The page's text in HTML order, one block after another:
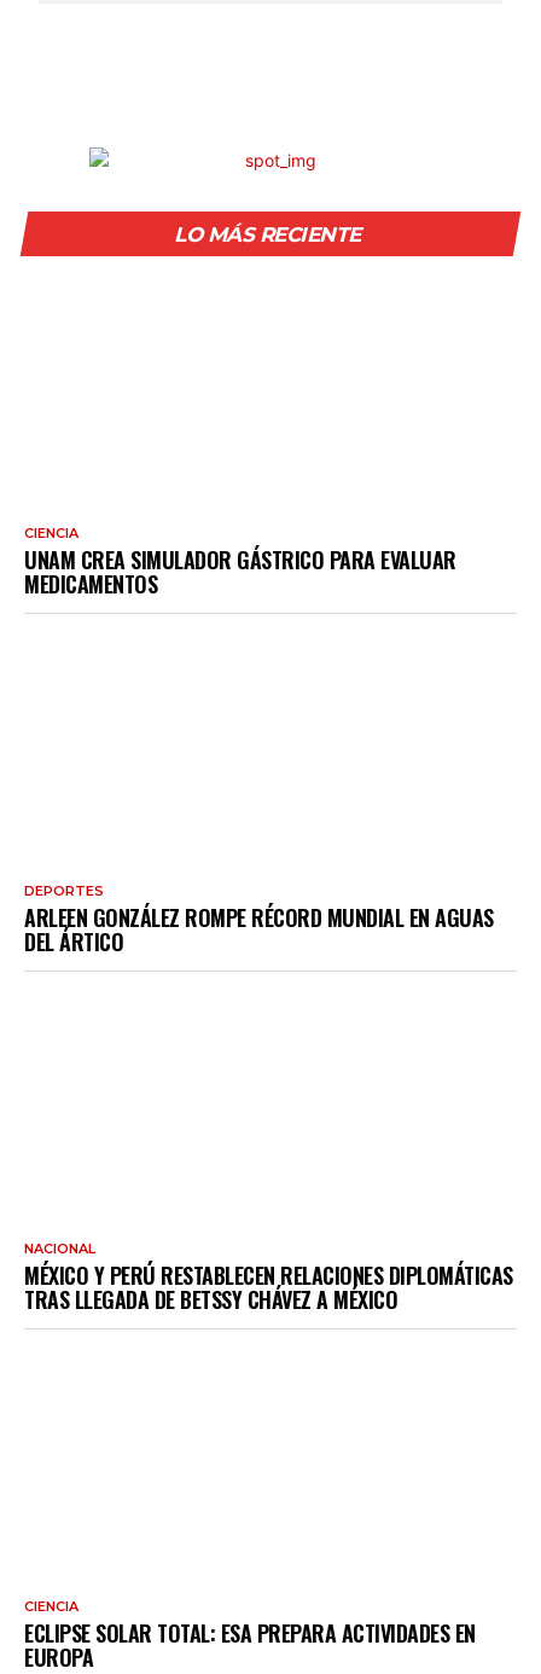
LO MÁS RECIENTE
CIENCIA
UNAM CREA SIMULADOR GÁSTRICO PARA EVALUAR
MEDICAMENTOS
DEPORTES
ARLEEN GONZÁLEZ ROMPE RÉCORD MUNDIAL EN AGUAS
DEL ÁRTICO
NACIONAL
MÉXICO Y PERÚ RESTABLECEN RELACIONES DIPLOMÁTICAS
TRAS LLEGADA DE BETSSY CHÁVEZ A MÉXICO
CIENCIA
ECLIPSE SOLAR TOTAL: ESA PREPARA ACTIVIDADES EN
EUROPA